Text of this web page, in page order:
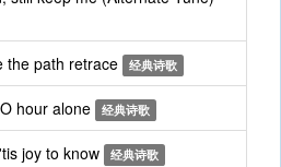
path retrace 经典诗歌
hour alone 经典诗歌
joy to know 经典诗歌